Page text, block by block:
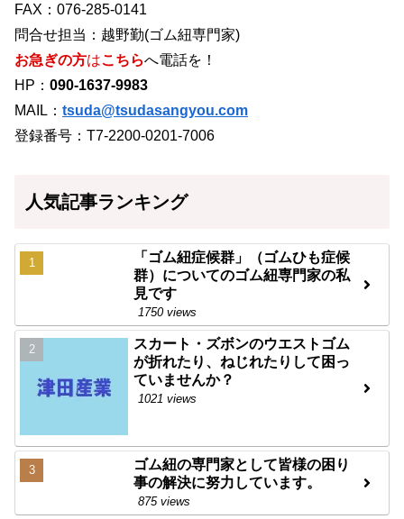
FAX：076-285-0141
問合せ担当：越野勤(ゴム紐専門家)
お急ぎの方はこちらへ電話を！
HP： 090-1637-9983
MAIL： tsuda@tsudasangyou.com
登録番号：T7-2200-0201-7006
人気記事ランキング
「ゴム紐症候群」（ゴムひも症候
群）についてのゴム紐専門家の私
見です
1750 views
スカート・ズボンのウエストゴム
が折れたり、ねじれたりして困っ
ていませんか？
1021 views
ゴム紐の専門家として皆様の困り
事の解決に努力しています。
875 views